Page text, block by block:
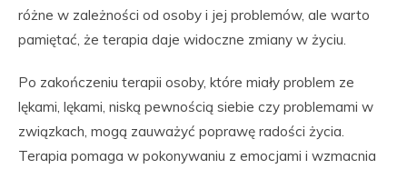
różne w zależności od osoby i jej problemów, ale warto
pamiętać, że terapia daje widoczne zmiany w życiu.
Po zakończeniu terapii osoby, które miały problem ze
lękami, lękami, niską pewnością siebie czy problemami w
związkach, mogą zauważyć poprawę radości życia.
Terapia pomaga w pokonywaniu z emocjami i wzmacnia